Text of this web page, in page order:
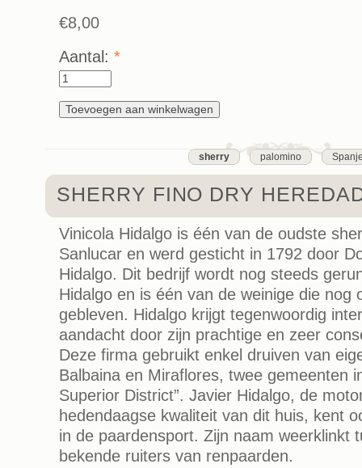
€8,00
Aantal: *
sherry palomino
SHERRY FINO DRY
Vinicola Hidalgo is één van de oudste
Sanlucar en werd gesticht in 1792 door
Hidalgo. Dit bedrijf wordt nog steeds
Hidalgo en is één van de weinige die nog
gebleven. Hidalgo krijgt tegenwoordig
aandacht door zijn prachtige en zeer
Deze firma gebruikt enkel druiven van
Balbaina en Miraflores, twee gemeenten
Superior District”. Javier Hidalgo, de
hedendaagse kwaliteit van dit huis, kent
in de paardensport. Zijn naam weerklinkt
bekende ruiters van renpaarden.